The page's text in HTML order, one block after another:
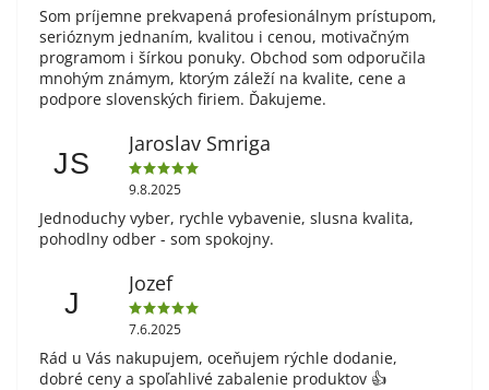
Som príjemne prekvapená profesionálnym prístupom,
serióznym jednaním, kvalitou i cenou, motivačným
programom i šírkou ponuky. Obchod som odporučila
mnohým známym, ktorým záleží na kvalite, cene a
podpore slovenských firiem. Ďakujeme.
JS
Jaroslav Smriga
9.8.2025
Jednoduchy vyber, rychle vybavenie, slusna kvalita,
pohodlny odber - som spokojny.
J
Jozef
7.6.2025
Rád u Vás nakupujem, oceňujem rýchle dodanie,
dobré ceny a spoľahlivé zabalenie produktov 👍